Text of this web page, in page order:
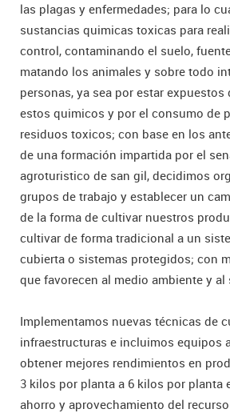
las plagas y enfermedades; para lo
sustancias quimicas toxicas para
control, contaminando el suelo,
matando los animales y sobre todo
personas, ya sea por estar expuestos
estos quimicos y por el consumo de
residuos toxicos; con base en los
de una formación impartida por el
agroturistico de san gil, decidimos
grupos de trabajo y establecer un
de la forma de cultivar nuestros
cultivar de forma tradicional a un
cubierta o sistemas protegidos; con
que favorecen al medio ambiente y al
Implementamos nuevas técnicas de
infraestructuras e incluimos equipos
obtener mejores rendimientos en
3 kilos por planta a 6 kilos por planta
ahorro y aprovechamiento del